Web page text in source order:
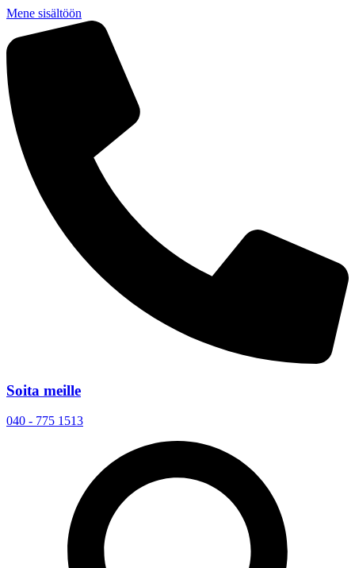
Mene sisältöön
Soita meille
040 - 775 1513